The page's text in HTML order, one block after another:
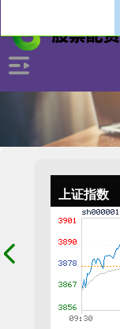
上证指数